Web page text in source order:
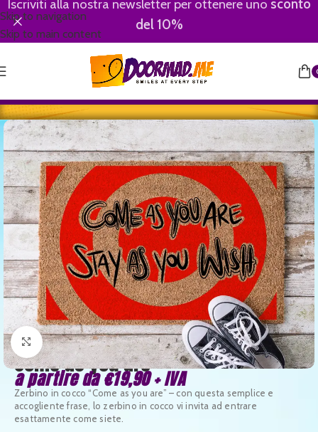
Skip to navigation
Skip to main content
Iscriviti alla nostra newsletter per ottenere uno sconto
del 10%
Clicca per ingrandire
Come as you are
a partire da€19,90+ IVA
Zerbino in cocco “Come as you are” – con questa semplice e
accogliente frase, lo zerbino in cocco vi invita ad entrare
esattamente come siete.